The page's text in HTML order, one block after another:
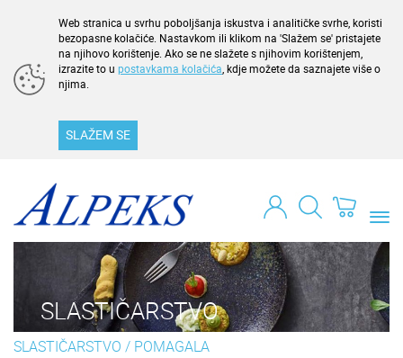
Web stranica u svrhu poboljšanja iskustva i analitičke svrhe, koristi
bezopasne kolačiće. Nastavkom ili klikom na 'Slažem se' pristajete
na njihovo korištenje. Ako se ne slažete s njihovim korištenjem,
izrazite to u postavkama kolačića , kdje možete da saznajete više o
njima.
SLAŽEM SE
SLASTIČARSTVO
SLASTIČARSTVO / POMAGALA